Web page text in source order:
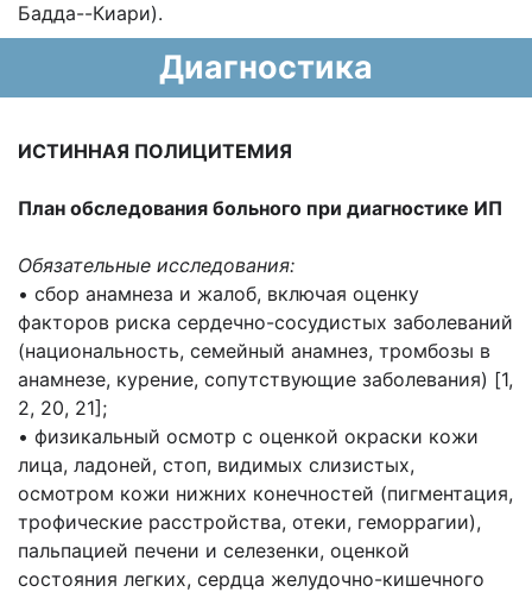
Бадда--Киари).
Диагностика
ИСТИННАЯ ПОЛИЦИТЕМИЯ
План обследования больного при диагностике ИП
Обязательные исследования:
• сбор анамнеза и жалоб, включая оценку
факторов риска сердечно-сосудистых заболеваний
(национальность, семейный анамнез, тромбозы в
анамнезе, курение, сопутствующие заболевания) [1,
2, 20, 21];
• физикальный осмотр с оценкой окраски кожи
лица, ладоней, стоп, видимых слизистых,
осмотром кожи нижних конечностей (пигментация,
трофические расстройства, отеки, геморрагии),
пальпацией печени и селезенки, оценкой
состояния легких, сердца желудочно-кишечного